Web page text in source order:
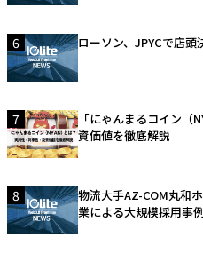
6 ローソン、JPYCで店
7
「にゃんまるコイン（
資価値を徹底解説
8
物流大手AZ-COM丸和
業による大規模採用事